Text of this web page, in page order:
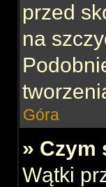
przed
na
Góra
» Czym
Wątki